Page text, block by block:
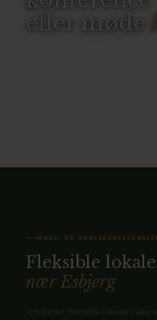
eller møde
MØDE- OG
Fleksible
nær Esbjerg
Vi tilbyder fleksible lokaler i